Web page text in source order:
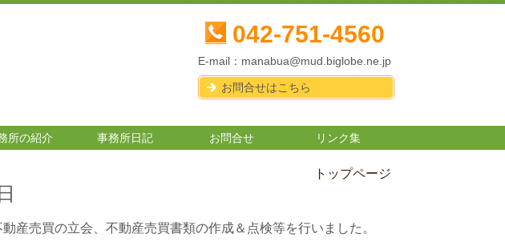
042-751-4560
E-mail： manabua@mud.biglobe.ne.jp
お問合せはこちら
所の紹介 事務所日記 お問合せ リンク集
トップページ
産売買の立会、不動産売買書類の作成＆点検等を行いました。